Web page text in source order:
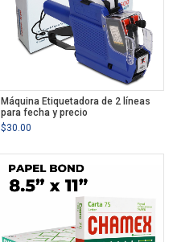
Máquina Etiquetadora de 2 líneas
para fecha y precio
$30.00